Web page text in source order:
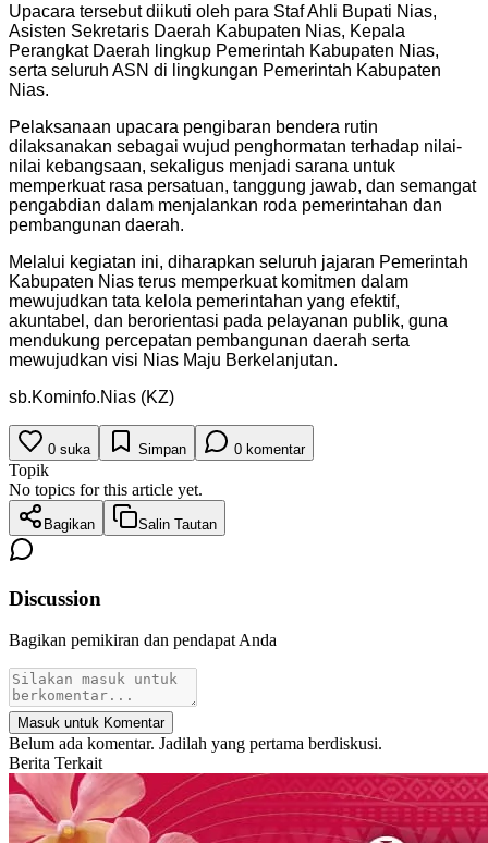
Upacara tersebut diikuti oleh para Staf Ahli Bupati Nias,
Asisten Sekretaris Daerah Kabupaten Nias, Kepala
Perangkat Daerah lingkup Pemerintah Kabupaten Nias,
serta seluruh ASN di lingkungan Pemerintah Kabupaten
Nias.
Pelaksanaan upacara pengibaran bendera rutin
dilaksanakan sebagai wujud penghormatan terhadap nilai-
nilai kebangsaan, sekaligus menjadi sarana untuk
memperkuat rasa persatuan, tanggung jawab, dan semangat
pengabdian dalam menjalankan roda pemerintahan dan
pembangunan daerah.
Melalui kegiatan ini, diharapkan seluruh jajaran Pemerintah
Kabupaten Nias terus memperkuat komitmen dalam
mewujudkan tata kelola pemerintahan yang efektif,
akuntabel, dan berorientasi pada pelayanan publik, guna
mendukung percepatan pembangunan daerah serta
mewujudkan visi Nias Maju Berkelanjutan.
sb.Kominfo.Nias (KZ)
0 suka Simpan 0 komentar
Topik
No topics for this article yet.
Bagikan Salin Tautan
Discussion
Bagikan pemikiran dan pendapat Anda
Masuk untuk Komentar
Belum ada komentar. Jadilah yang pertama berdiskusi.
Berita Terkait